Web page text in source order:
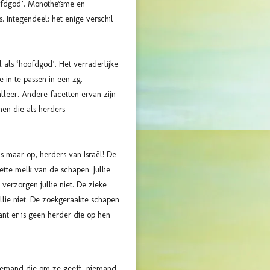
Monotheïsme en
Integendeel: het enige verschil
‘hoofdgod’. Het verraderlijke
te passen in een zg.
Andere facetten ervan zijn
die als herders
maar op, herders van Israël! De
melk van de schapen. Jullie
jullie niet. De zieke
niet. De zoekgeraakte schapen
er is geen herder die op hen